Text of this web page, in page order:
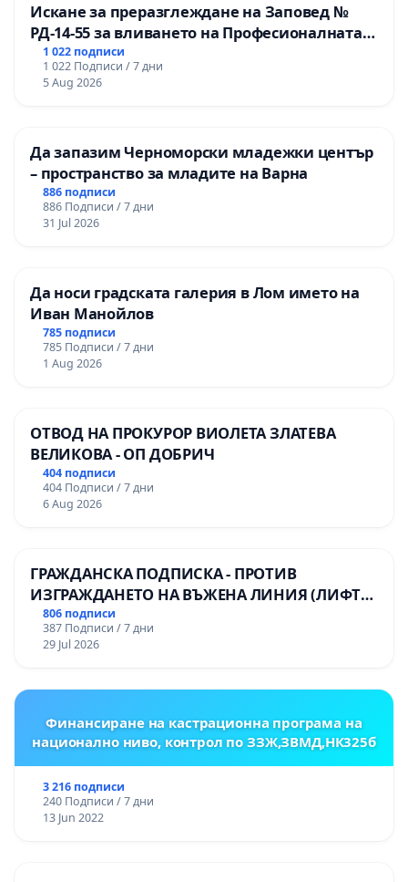
Искане за преразглеждане на Заповед №
РД-14-55 за вливането на Професионалната
гимназия по промишлени технологии в
Професионалната гимназия по икономика и
мениджмънт – гр. Пазарджик
1 022 подписи
1 022 Подписи / 7 дни
5 Aug 2026
Да запазим Черноморски младежки център
– пространство за младите на Варна
886 подписи
886 Подписи / 7 дни
31 Jul 2026
Да носи градската галерия в Лом името на
Иван Манойлов
785 подписи
785 Подписи / 7 дни
1 Aug 2026
ОТВОД НА ПРОКУРОР ВИОЛЕТА ЗЛАТЕВА
ВЕЛИКОВА - ОП ДОБРИЧ
404 подписи
404 Подписи / 7 дни
6 Aug 2026
ГРАЖДАНСКА ПОДПИСКА - ПРОТИВ
ИЗГРАЖДАНЕТО НА ВЪЖЕНА ЛИНИЯ (ЛИФТ)
НА ТЕРИТОРИЯТА НА ПРИРОДНА
ЗАБЕЛЕЖИТЕЛНОСТ „ХЪЛМ НА
ОСВОБОДИТЕЛИТЕ“ (БУНАРДЖИК)
806 подписи
387 Подписи / 7 дни
29 Jul 2026
Финансиране на кастрационна програма на
национално ниво, контрол по ЗЗЖ,ЗВМД,НК325б
3 216 подписи
240 Подписи / 7 дни
13 Jun 2022